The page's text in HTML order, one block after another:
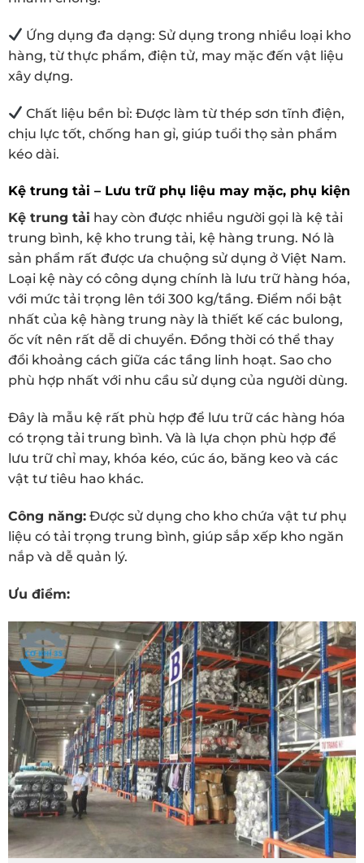
Ứng dụng đa dạng: Sử dụng trong nhiều loại kho
hàng, từ thực phẩm, điện tử, may mặc đến vật liệu
xây dựng.
Chất liệu bền bỉ: Được làm từ thép sơn tĩnh điện,
chịu lực tốt, chống han gỉ, giúp tuổi thọ sản phẩm
kéo dài.
Kệ trung tải – Lưu trữ phụ liệu may mặc, phụ kiện
Kệ trung tải hay còn được nhiều người gọi là kệ tải
trung bình, kệ kho trung tải, kệ hàng trung. Nó là
sản phẩm rất được ưa chuộng sử dụng ở Việt Nam.
Loại kệ này có công dụng chính là lưu trữ hàng hóa,
với mức tải trọng lên tới 300 kg/tầng. Điểm nổi bật
nhất của kệ hàng trung này là thiết kế các bulong,
ốc vít nên rất dễ di chuyển. Đồng thời có thể thay
đổi khoảng cách giữa các tầng linh hoạt. Sao cho
phù hợp nhất với nhu cầu sử dụng của người dùng.
Đây là mẫu kệ rất phù hợp để lưu trữ các hàng hóa
có trọng tải trung bình. Và là lựa chọn phù hợp để
lưu trữ chỉ may, khóa kéo, cúc áo, băng keo và các
vật tư tiêu hao khác.
Công năng: Được sử dụng cho kho chứa vật tư phụ
liệu có tải trọng trung bình, giúp sắp xếp kho ngăn
nắp và dễ quản lý.
Ưu điểm: